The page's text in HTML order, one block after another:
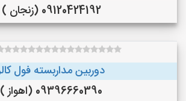
09120424192 (زنجان )
دوربین مداربسته فول
09396660390 (اهواز )